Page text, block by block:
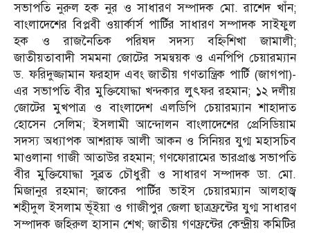
সভাপতি নুরুল হক নুর ও সাধারণ সম্পাদক মো. রাশেদ খাঁন;
বাংলাদেশের বিপ্লবী ওয়ার্কার্স পার্টির সাধারণ সম্পাদক সাইফুল
হক ও রাজনৈতিক পরিষদ সদস্য বহ্নিশিখা জামালী;
জাতীয়তাবাদী সমমনা জোটের সমন্বয়ক ও এনপিপি চেয়ারম্যান
ড. ফরিদুজ্জামান ফরহাদ এবং জাতীয় গণতান্ত্রিক পার্টি (জাগপা)-
এর সভাপতি বীর মুক্তিযোদ্ধা খন্দকার লুৎফর রহমান; ১২ দলীয়
জোটের মুখপাত্র ও বাংলাদেশ এলডিপি চেয়ারম্যান শাহাদাত
হোসেন সেলিম; ইসলামী আন্দোলন বাংলাদেশের প্রেসিডিয়াম
সদস্য অধ্যাপক আশরাফ আলী আকন ও সিনিয়র যুগ্ম মহাসচিব
মাওলানা গাজী আতাউর রহমান; গণফোরামের ভারপ্রাপ্ত সভাপতি
বীর মুক্তিযোদ্ধা সুব্রত চৌধুরী ও সাধারণ সম্পাদক ডা. মো.
মিজানুর রহমান; জাকের পার্টির ভাইস চেয়ারম্যান আলহাজ্ব
শহীদুল ইসলাম ভূঁইয়া ও গাজীপুর জেলা ছাত্রফ্রন্টের যুগ্ম সাধারণ
সম্পাদক জহিরুল হাসান শেখ; জাতীয় গণফ্রন্টের কেন্দ্রীয় কমিটির